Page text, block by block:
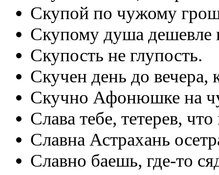
Скупой по чужому
Скупому душа дешевле
Скупость не глупость.
Скучен день до вечера,
Скучно Афонюшке на
Слава тебе, тетерев,
Славна Астрахань
Славно баешь, где-то